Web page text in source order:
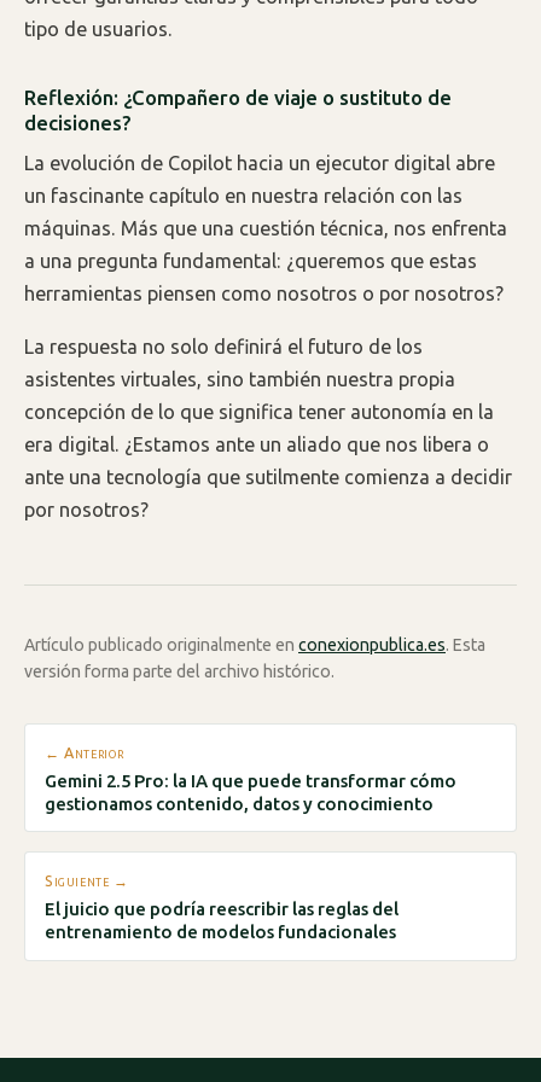
tipo de usuarios.
Reflexión: ¿Compañero de viaje o sustituto de
decisiones?
La evolución de Copilot hacia un ejecutor digital abre
un fascinante capítulo en nuestra relación con las
máquinas. Más que una cuestión técnica, nos enfrenta
a una pregunta fundamental: ¿queremos que estas
herramientas piensen como nosotros o por nosotros?
La respuesta no solo definirá el futuro de los
asistentes virtuales, sino también nuestra propia
concepción de lo que significa tener autonomía en la
era digital. ¿Estamos ante un aliado que nos libera o
ante una tecnología que sutilmente comienza a decidir
por nosotros?
Artículo publicado originalmente en conexionpublica.es. Esta
versión forma parte del archivo histórico.
← Anterior
Gemini 2.5 Pro: la IA que puede transformar cómo
gestionamos contenido, datos y conocimiento
Siguiente →
El juicio que podría reescribir las reglas del
entrenamiento de modelos fundacionales